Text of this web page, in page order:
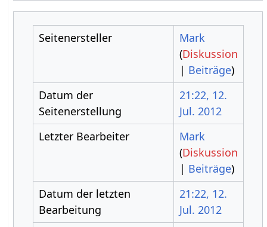
Seitenersteller
Mark
(Diskussion
| Beiträge)
Datum der
Seitenerstellung
21:22, 12.
Jul. 2012
Letzter Bearbeiter
Mark
(Diskussion
| Beiträge)
Datum der letzten
Bearbeitung
21:22, 12.
Jul. 2012